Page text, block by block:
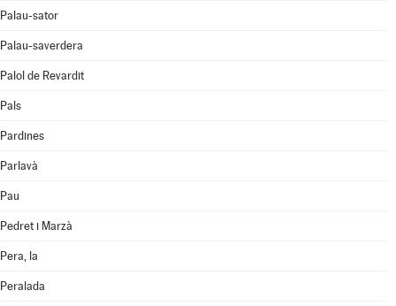
Palau-sator
Palau-saverdera
Palol de Revardit
Pals
Pardines
Parlavà
Pau
Pedret i Marzà
Pera, la
Peralada